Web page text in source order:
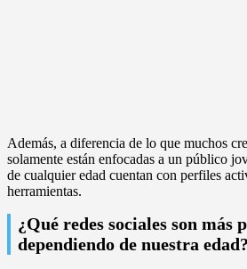
Además, a diferencia de lo que muchos
solamente están enfocadas a un público
de cualquier edad cuentan con perfiles
herramientas.
¿Qué redes sociales son más
dependiendo de nuestra edad?